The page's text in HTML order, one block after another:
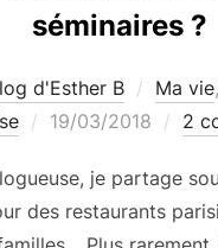
séminaires ?
d'Esther B Ma vie,
Publié
19/03/2018 2
je partage
des restaurants